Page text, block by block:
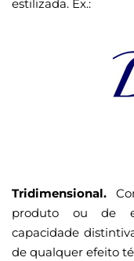
estilizada. Ex.:
Tridimensional.
produto ou de
capacidade
de qualquer efeito